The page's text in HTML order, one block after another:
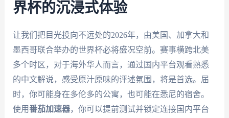
界杯的沉浸式体验
让我们把目光投向不远处的2026年，由美国、加拿大和
墨西哥联合举办的世界杯必将盛况空前。赛事横跨北美
多个时区，对于海外华人而言，通过国内平台观看熟悉
的中文解说，感受原汁原味的评述氛围，将是首选。届
时，你可能身在多伦多的公寓，也可能在悉尼的宿舍。
使用番茄加速器，你可以提前测试并锁定连接国内平台